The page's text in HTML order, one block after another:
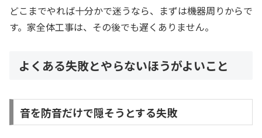
どこまでやれば十分かで迷うなら、まずは機器周りからで
す。家全体工事は、その後でも遅くありません。
よくある失敗とやらないほうがよいこと
音を防音だけで隠そうとする失敗